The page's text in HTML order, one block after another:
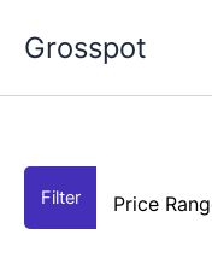
atlaGrosspot
Price